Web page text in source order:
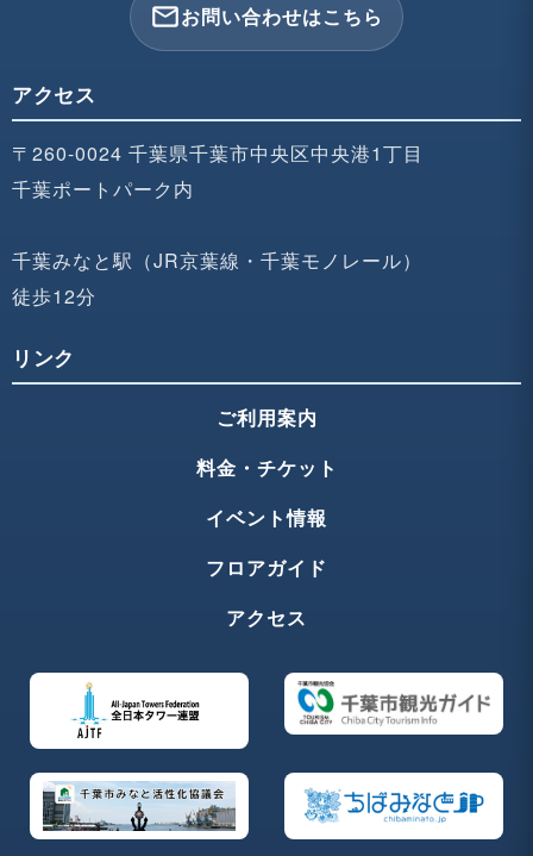
mail_outlineお問い合わせはこちら
アクセス
〒260-0024 千葉県千葉市中央区中央港1丁目
千葉ポートパーク内
千葉みなと駅（JR京葉線・千葉モノレール）
徒歩12分
リンク
ご利用案内
料金・チケット
イベント情報
フロアガイド
アクセス